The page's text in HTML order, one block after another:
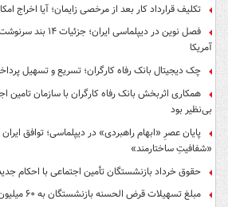
تکلیف قرارداد کار بعد از مرخصی زایمان؛ آیا اخراج
فصل نوین در دیپلماسی
آمریکا
چک دیجیتال بانک رفاه کارگران؛ تسریع و تسهیل
همکاری اثربخش بانک رفاه کارگران با سازمان تامین
بی‌نظیر بود
پایان عصرِ «ابهام راهبردی» در دیپلماسی؛ توافق
«شفافیتِ ساختارمند»
حقوق خرداد بازنشستگان تأمین اجتماعی با احکام
مبلغ تسهیلات قرض الحسنه بازنشستگان به ۶۰ میلیون تومان افزایش یافت